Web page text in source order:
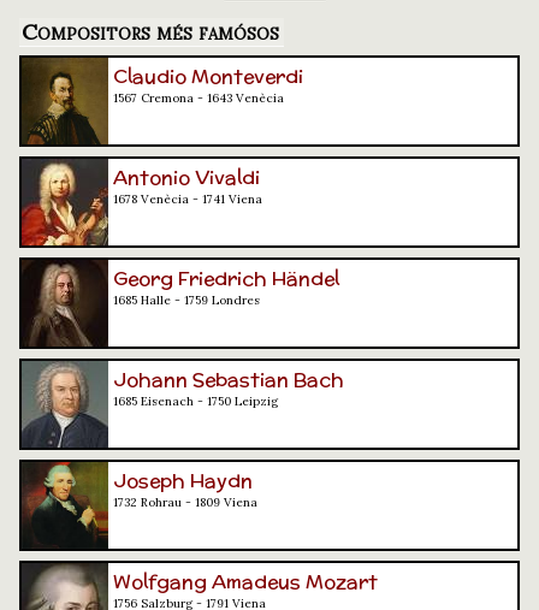
Compositors més famósos
Claudio Monteverdi
1567 Cremona - 1643 Venècia
Antonio Vivaldi
1678 Venècia - 1741 Viena
Georg Friedrich Händel
1685 Halle - 1759 Londres
Johann Sebastian Bach
1685 Eisenach - 1750 Leipzig
Joseph Haydn
1732 Rohrau - 1809 Viena
Wolfgang Amadeus Mozart
1756 Salzburg - 1791 Viena